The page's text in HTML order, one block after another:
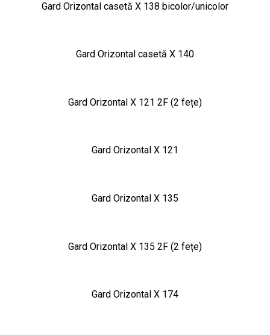
Gard Orizontal casetă X 138 bicolor/unicolor
Gard Orizontal casetă X 140
Gard Orizontal X 121 2F (2 fețe)
Gard Orizontal X 121
Gard Orizontal X 135
Gard Orizontal X 135 2F (2 fețe)
Gard Orizontal X 174